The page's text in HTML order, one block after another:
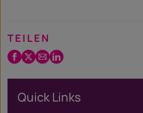
TEILEN
Facebook
Twitter
X
EmailLinkedIn
Quick Links